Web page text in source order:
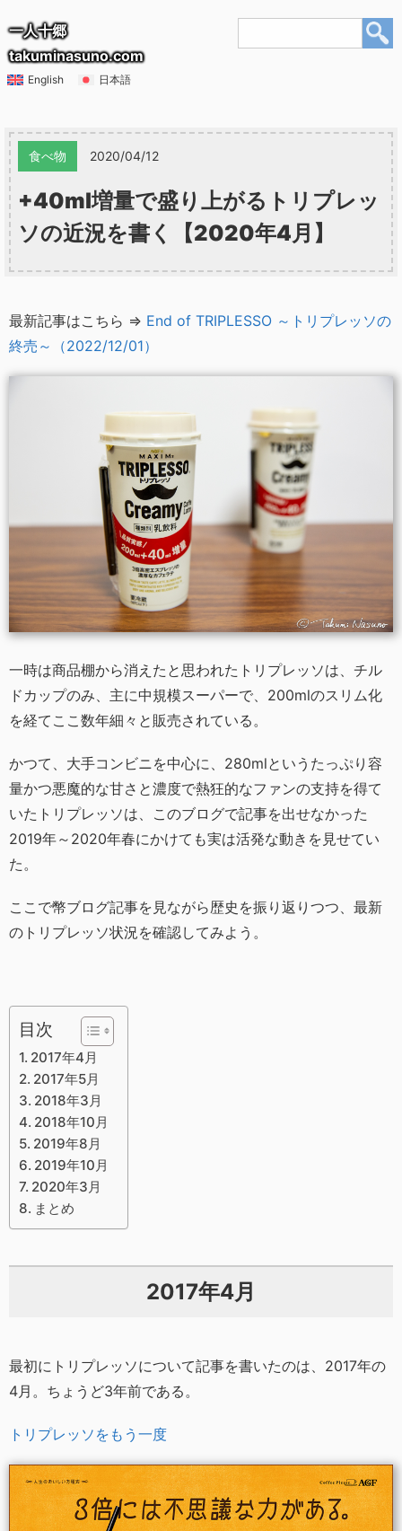
一人十郷
takuminasuno.com
English 日本語
食べ物 2020/04/12
+40ml増量で盛り上がるトリプレッ
ソの近況を書く【2020年4月】
最新記事はこちら ⇒ End of TRIPLESSO ～トリプレッソの
終売～（2022/12/01）
一時は商品棚から消えたと思われたトリプレッソは、チル
ドカップのみ、主に中規模スーパーで、200mlのスリム化
を経てここ数年細々と販売されている。
かつて、大手コンビニを中心に、280mlというたっぷり容
量かつ悪魔的な甘さと濃度で熱狂的なファンの支持を得て
いたトリプレッソは、このブログで記事を出せなかった
2019年～2020年春にかけても実は活発な動きを見せてい
た。
ここで幣ブログ記事を見ながら歴史を振り返りつつ、最新
のトリプレッソ状況を確認してみよう。
目次
2017年4月
2017年5月
2018年3月
2018年10月
2019年8月
2019年10月
2020年3月
まとめ
2017年4月
最初にトリプレッソについて記事を書いたのは、2017年の
4月。ちょうど3年前である。
トリプレッソをもう一度